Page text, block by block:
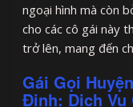
ngoại hình mà còn
cho các cô gái này
trở lên, mang đến
Gái Gọi
Định: Dịch Vụ